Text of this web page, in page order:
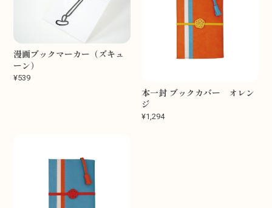
漫画ブックマーカー（ズキュ
ーン）
¥539
本一封 ブックカバー オレン
ジ
¥1,294